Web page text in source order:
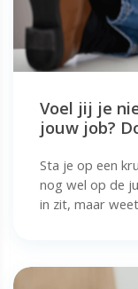
Voel jij je
jouw job?
Sta je op een
nog wel op de
in zit, maar